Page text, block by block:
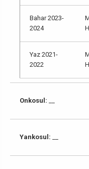
Bahar 2023-
2024
Yaz 2021-
2022
Onkosul:
Yankosul: